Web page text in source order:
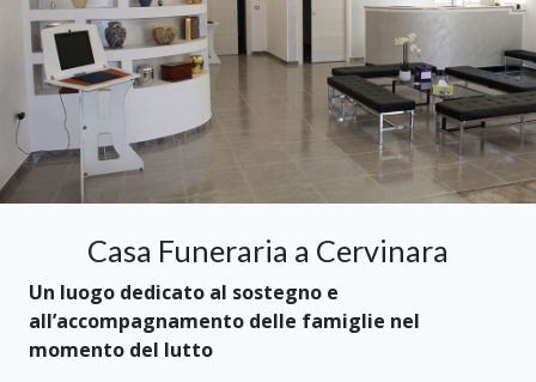
Casa Funeraria a Cervinara
Un luogo dedicato al sostegno e
all’accompagnamento delle famiglie nel
momento del lutto